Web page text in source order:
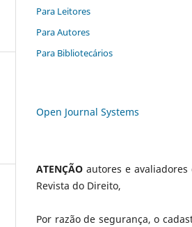
Para Leitores
Para Autores
Para Bibliotecários
Open Journal Systems
ATENÇÃO autores e avaliadores
Revista do Direito,
Por razão de segurança, o